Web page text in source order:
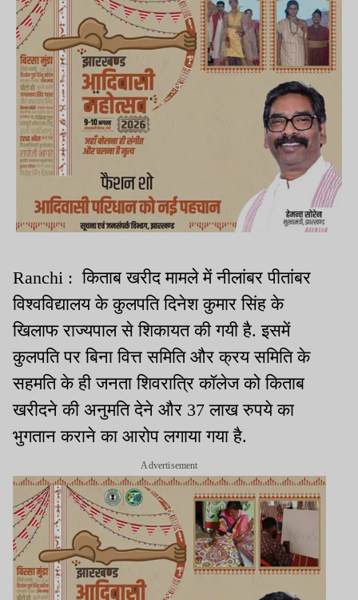
Ranchi : किताब खरीद मामले में नीलांबर पीतांबर
विश्वविद्यालय के कुलपति दिनेश कुमार सिंह के
खिलाफ राज्यपाल से शिकायत की गयी है. इसमें
कुलपति पर बिना वित्त समिति और क्रय समिति के
सहमति के ही जनता शिवरात्रि कॉलेज को किताब
खरीदने की अनुमति देने और 37 लाख रुपये का
भुगतान कराने का आरोप लगाया गया है.
Advertisement